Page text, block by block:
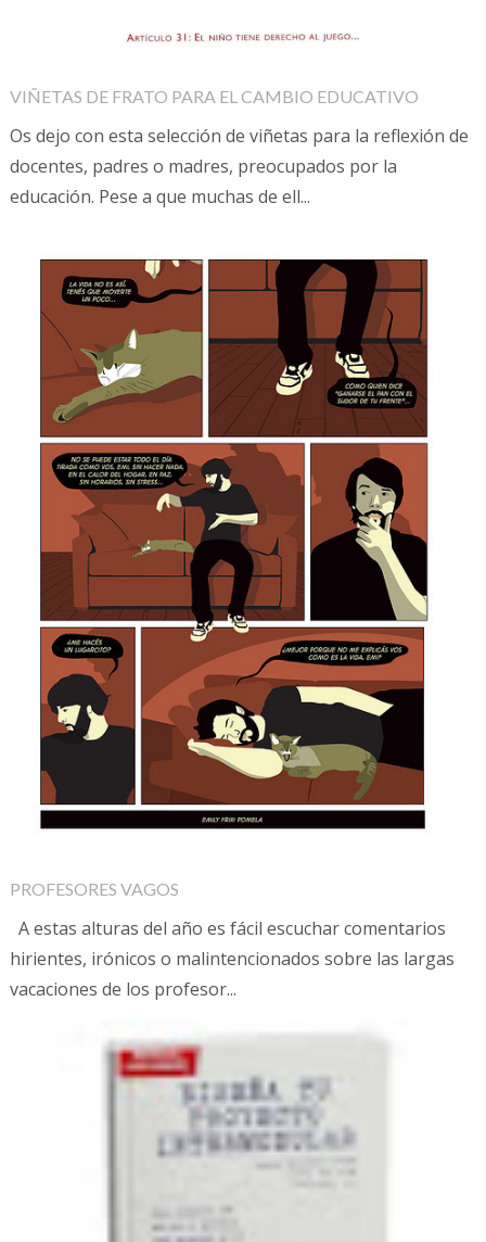
VIÑETAS DE FRATO PARA EL CAMBIO EDUCATIVO
Os dejo con esta selección de viñetas para la reflexión de
docentes, padres o madres, preocupados por la
educación. Pese a que muchas de ell...
PROFESORES VAGOS
A estas alturas del año es fácil escuchar comentarios
hirientes, irónicos o malintencionados sobre las largas
vacaciones de los profesor...